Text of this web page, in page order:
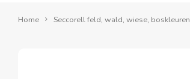
Home Seccorell feld, wald, wiese, boskleuren